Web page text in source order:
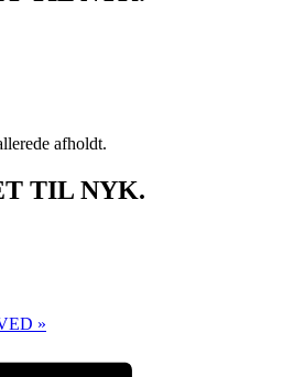
afholdt.
TIL NYK.
»